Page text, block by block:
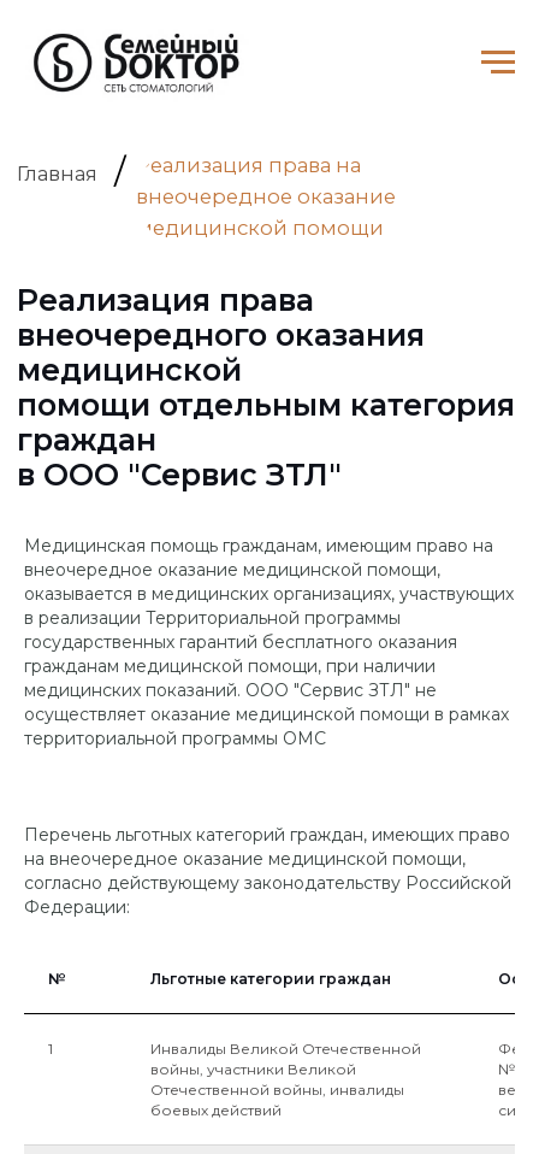
медицинской помощи
Реализация права
внеочередного оказания
помощи отдельным категория
граждан
в ООО "Сервис ЗТЛ"
Медицинская помощь гражданам, имеющим право на
внеочередное оказание медицинской помощи,
оказывается в медицинских организациях, участвующих
в реализации Территориальной программы
государственных гарантий бесплатного оказания
гражданам медицинской помощи, при наличии
медицинских показаний. ООО "Сервис ЗТЛ" не
осуществляет оказание медицинской помощи в рамках
территориальной программы ОМС
Перечень льготных категорий граждан, имеющих право
на внеочередное оказание медицинской помощи,
согласно действующему законодательству Российской
Федерации:
№ Льготные категории граждан
1
Инвалиды Великой Отечественной
войны, участники Великой
Отечественной войны, инвалиды
боевых действий
№5-
силу